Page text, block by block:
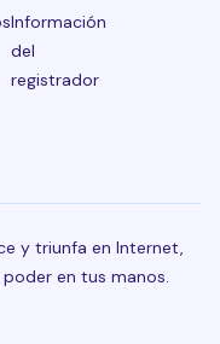
Información
del
registrador
y triunfa en Internet,
en tus manos.